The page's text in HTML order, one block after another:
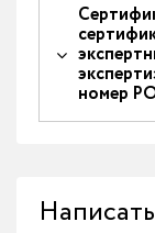
номер